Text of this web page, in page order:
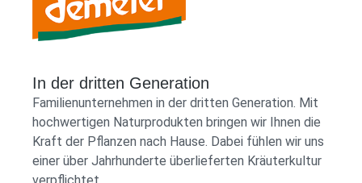
In der dritten Generation
Familienunternehmen in der dritten Generation. Mit
hochwertigen Naturprodukten bringen wir Ihnen die
Kraft der Pflanzen nach Hause. Dabei fühlen wir uns
einer über Jahrhunderte überlieferten Kräuterkultur